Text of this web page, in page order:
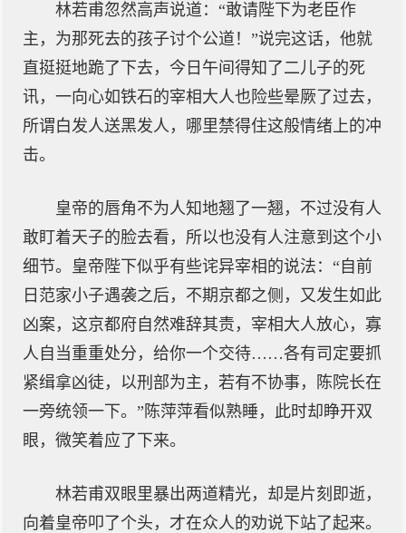
林若甫忽然高声说道：“敢请陛下为老臣作
主，为那死去的孩子讨个公道！”说完这话，他就
直挺挺地跪了下去，今日午间得知了二儿子的死
讯，一向心如铁石的宰相大人也险些晕厥了过去，
所谓白发人送黑发人，哪里禁得住这般情绪上的冲
击。
皇帝的唇角不为人知地翘了一翘，不过没有人
敢盯着天子的脸去看，所以也没有人注意到这个小
细节。皇帝陛下似乎有些诧异宰相的说法：“自前
日范家小子遇袭之后，不期京都之侧，又发生如此
凶案，这京都府自然难辞其责，宰相大人放心，寡
人自当重重处分，给你一个交待……各有司定要抓
紧缉拿凶徒，以刑部为主，若有不协事，陈院长在
一旁统领一下。”陈萍萍看似熟睡，此时却睁开双
眼，微笑着应了下来。
林若甫双眼里暴出两道精光，却是片刻即逝，
向着皇帝叩了个头，才在众人的劝说下站了起来。